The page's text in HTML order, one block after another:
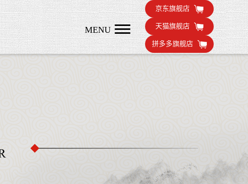
京东旗舰店
天猫旗舰店
拼多多旗舰店
MENU